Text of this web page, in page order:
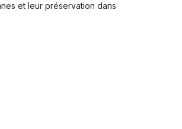
et leur préservation dans